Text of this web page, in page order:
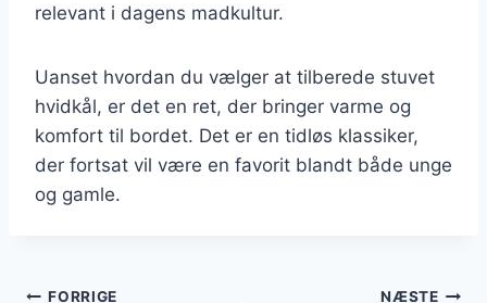
relevant i dagens madkultur.
Uanset hvordan du vælger at tilberede stuvet
hvidkål, er det en ret, der bringer varme og
komfort til bordet. Det er en tidløs klassiker,
der fortsat vil være en favorit blandt både unge
og gamle.
FORRIGE NÆSTE